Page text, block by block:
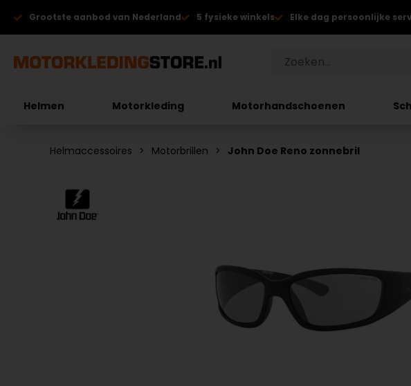
Grootste aanbod van Nederland 5 fysieke winkels Elke dag persoonlijke
Helmen Motorkleding Motorhandschoenen
Helmaccessoires Motorbrillen John Doe Reno zonnebril